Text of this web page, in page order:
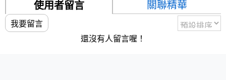
使用者留言 關聯精華
我要留言
還沒有人留言喔！